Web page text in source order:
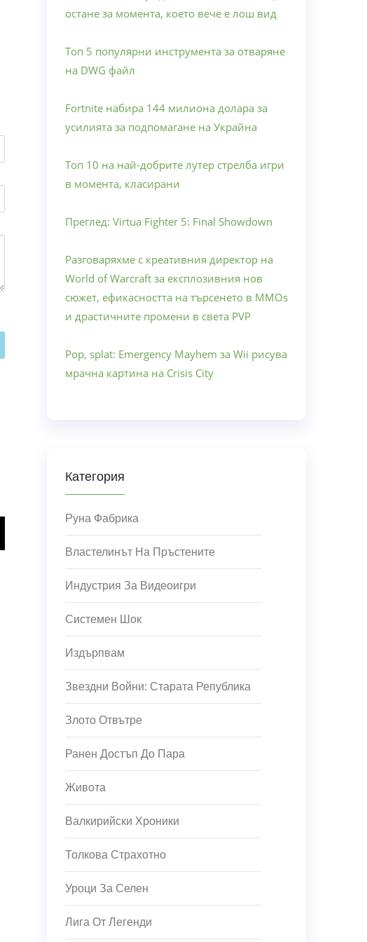
остане за момента, което вече е лош вид
Топ 5 популярни инструмента за отваряне
на DWG файл
Fortnite набира 144 милиона долара за
усилията за подпомагане на Украйна
Топ 10 на най-добрите лутер стрелба игри
в момента, класирани
Преглед: Virtua Fighter 5: Final Showdown
Разговаряхме с креативния директор на
World of Warcraft за експлозивния нов
сюжет, ефикасността на търсенето в MMOs
и драстичните промени в света PVP
Pop, splat: Emergency Mayhem за Wii рисува
мрачна картина на Crisis City
Категория
Руна Фабрика
Властелинът На Пръстените
Индустрия За Видеоигри
Системен Шок
Издърпвам
Звездни Войни: Старата Република
Злото Отвътре
Ранен Достъп До Пара
Живота
Валкирийски Хроники
Толкова Страхотно
Уроци За Селен
Лига От Легенди